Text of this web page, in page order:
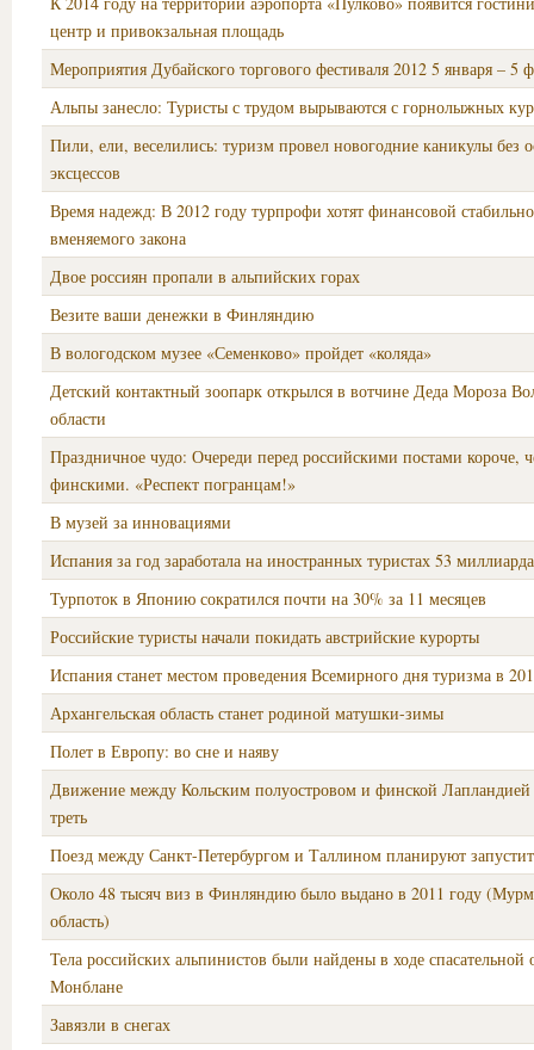
центр и привокзальная площадь
Мероприятия Дубайского торгового фестиваля 2012 5 января – 5
Альпы занесло: Туристы с трудом вырываются с горнолыжных
Пили, ели, веселились: туризм провел новогодние каникулы без
эксцессов
Время надежд: В 2012 году турпрофи хотят финансовой
вменяемого закона
Двое россиян пропали в альпийских горах
Везите ваши денежки в Финляндию
В вологодском музее «Семенково» пройдет «коляда»
Детский контактный зоопарк открылся в вотчине Деда Мороза
области
Праздничное чудо: Очереди перед российскими постами короче,
финскими. «Респект погранцам!»
В музей за инновациями
Испания за год заработала на иностранных туристах 53
Турпоток в Японию сократился почти на 30% за 11 месяцев
Российские туристы начали покидать австрийские курорты
Испания станет местом проведения Всемирного дня туризма в
Архангельская область станет родиной матушки-зимы
Полет в Европу: во сне и наяву
Движение между Кольским полуостровом и финской Лапландией
треть
Поезд между Санкт-Петербургом и Таллином планируют
Около 48 тысяч виз в Финляндию было выдано в 2011 году
область)
Тела российских альпинистов были найдены в ходе спасательной
Монблане
Завязли в снегах